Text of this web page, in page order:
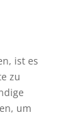
ist es
zu
um